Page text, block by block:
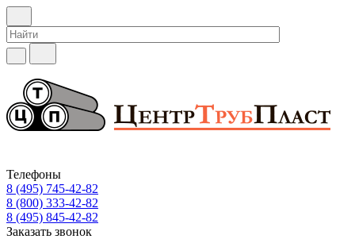
Телефоны
8 (495) 745-42-82
8 (800) 333-42-82
8 (495) 845-42-82
Заказать звонок